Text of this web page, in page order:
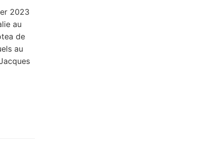
2023
au
de
au